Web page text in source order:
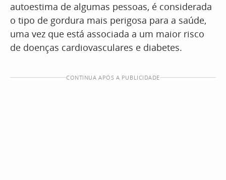
autoestima de algumas pessoas, é considerada
o tipo de gordura mais perigosa para a saúde,
uma vez que está associada a um maior risco
de doenças cardiovasculares e diabetes.
CONTINUA APÓS A PUBLICIDADE